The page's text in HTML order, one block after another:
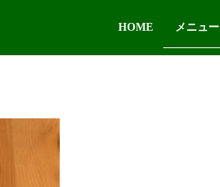
HOME メニュー